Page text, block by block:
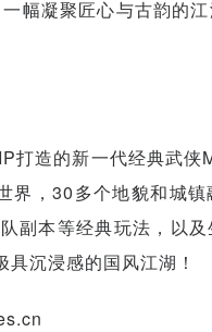
幅凝聚匠心与古韵的
打造的新一代经典武
，30多个地貌和城
副本等经典玩法，以
沉浸感的国风江湖！